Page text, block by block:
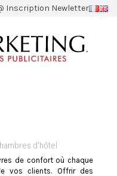
Inscription Newletter
d'hôtel
de confort où chaque
vos clients. Offrir des